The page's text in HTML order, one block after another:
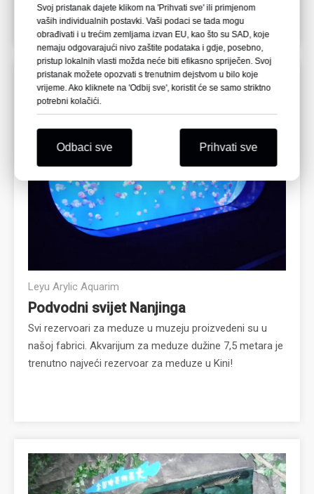
Leyu Arylic Aquarim
Podvodni svijet Nanjinga
Svi rezervoari za meduze u muzeju proizvedeni su u
našoj fabrici. Akvarijum za meduze dužine 7,5 metara je
trenutno najveći rezervoar za meduze u Kini!
Svoj pristanak dajete klikom na 'Prihvati sve' ili primjenom
vaših individualnih postavki. Vaši podaci se tada mogu
obrađivati ​​i u trećim zemljama izvan EU, kao što su SAD, koje
nemaju odgovarajući nivo zaštite podataka i gdje, posebno,
pristup lokalnih vlasti možda neće biti efikasno spriječen. Svoj
pristanak možete opozvati s trenutnim dejstvom u bilo koje
vrijeme. Ako kliknete na 'Odbij sve', koristit će se samo striktno
potrebni kolačići.
Odbaci sve Prihvati sve